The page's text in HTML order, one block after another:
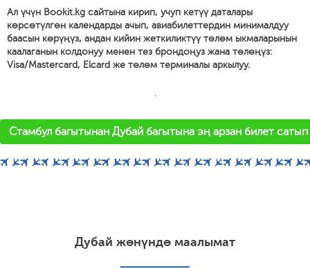
Ал үчүн Bookit.kg сайтына кирип, учуп кетүү даталары
көрсөтүлгөн календарды ачып, авиабилеттердин минималдуу
баасын көрүңүз, андан кийин жеткиликтүү төлөм ыкмаларынын
каалаганын колдонуу менен тез брондоңуз жана төлөңүз:
Visa/Mastercard, Elcard же төлөм терминалы аркылуу.
'
Стамбул багытынан Дубай багытына эң арзан билет
Дубай жөнүндө маалымат